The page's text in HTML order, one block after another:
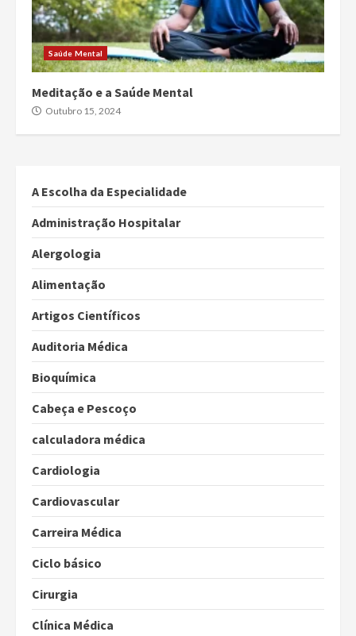
Saúde Mental
Meditação e a Saúde Mental
Outubro 15, 2024
A Escolha da Especialidade
Administração Hospitalar
Alergologia
Alimentação
Artigos Científicos
Auditoria Médica
Bioquímica
Cabeça e Pescoço
calculadora médica
Cardiologia
Cardiovascular
Carreira Médica
Ciclo básico
Cirurgia
Clínica Médica